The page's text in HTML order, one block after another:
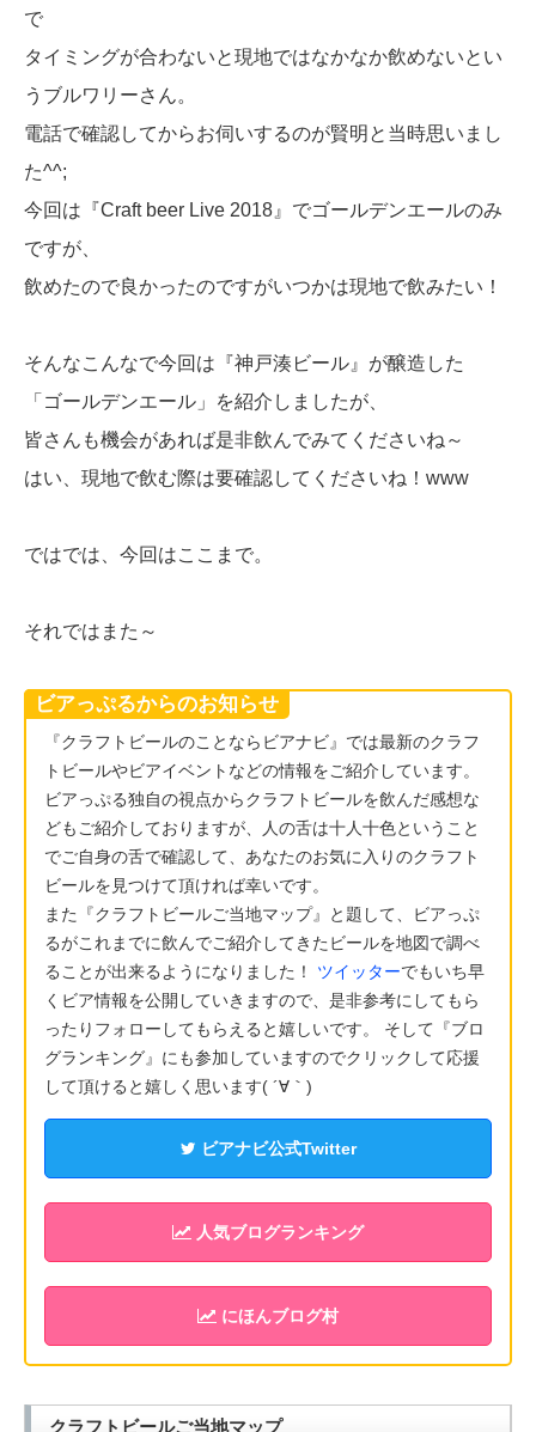
で
タイミングが合わないと現地ではなかなか飲めないとい
うブルワリーさん。
電話で確認してからお伺いするのが賢明と当時思いまし
た^^;
今回は『Craft beer Live 2018』でゴールデンエールのみ
ですが、
飲めたので良かったのですがいつかは現地で飲みたい！
そんなこんなで今回は『神戸湊ビール』が醸造した
「ゴールデンエール」を紹介しましたが、
皆さんも機会があれば是非飲んでみてくださいね～
はい、現地で飲む際は要確認してくださいね！www
ではでは、今回はここまで。
それではまた～
ビアっぷるからのお知らせ
『クラフトビールのことならビアナビ』では最新のクラフ
トビールやビアイベントなどの情報をご紹介しています。
ビアっぷる独自の視点からクラフトビールを飲んだ感想な
どもご紹介しておりますが、人の舌は十人十色ということ
でご自身の舌で確認して、あなたのお気に入りのクラフト
ビールを見つけて頂ければ幸いです。
また『クラフトビールご当地マップ』と題して、ビアっぷ
るがこれまでに飲んでご紹介してきたビールを地図で調べ
ることが出来るようになりました！ ツイッターでもいち早
くビア情報を公開していきますので、是非参考にしてもら
ったりフォローしてもらえると嬉しいです。 そして『ブロ
グランキング』にも参加していますのでクリックして応援
して頂けると嬉しく思います( ´∀｀)
ビアナビ公式Twitter
人気ブログランキング
にほんブログ村
クラフトビールご当地マップ